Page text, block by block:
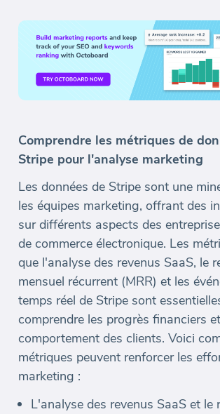
Comprendre les métriques de
Stripe pour l'analyse marketing
Les données de Stripe sont une
les équipes marketing, offrant des
sur différents aspects des
de commerce électronique. Les
que l'analyse des revenus SaaS, le
mensuel récurrent (MRR) et les
temps réel de Stripe sont
comprendre les progrès financiers
comportement des clients. Voici
métriques peuvent renforcer les
marketing :
L'analyse des revenus SaaS et le